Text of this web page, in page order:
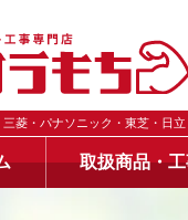
三菱・パナソニック・東芝・日立
取扱商品・